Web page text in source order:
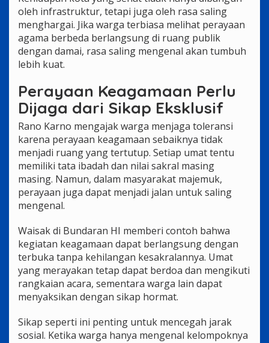
oleh infrastruktur, tetapi juga oleh rasa saling
menghargai. Jika warga terbiasa melihat perayaan
agama berbeda berlangsung di ruang publik
dengan damai, rasa saling mengenal akan tumbuh
lebih kuat.
Perayaan Keagamaan Perlu
Dijaga dari Sikap Eksklusif
Rano Karno mengajak warga menjaga toleransi
karena perayaan keagamaan sebaiknya tidak
menjadi ruang yang tertutup. Setiap umat tentu
memiliki tata ibadah dan nilai sakral masing
masing. Namun, dalam masyarakat majemuk,
perayaan juga dapat menjadi jalan untuk saling
mengenal.
Waisak di Bundaran HI memberi contoh bahwa
kegiatan keagamaan dapat berlangsung dengan
terbuka tanpa kehilangan kesakralannya. Umat
yang merayakan tetap dapat berdoa dan mengikuti
rangkaian acara, sementara warga lain dapat
menyaksikan dengan sikap hormat.
Sikap seperti ini penting untuk mencegah jarak
sosial. Ketika warga hanya mengenal kelompoknya